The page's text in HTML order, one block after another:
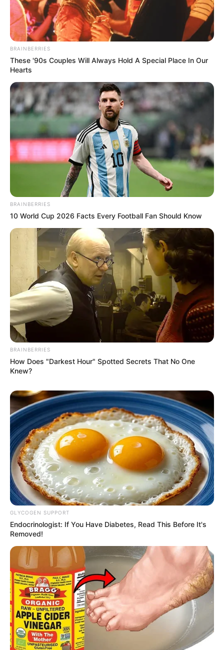
TULIS KOMENTAR
Alamat email Anda tidak akan dipublikasikan.
Serem! 9 Chat Ojek Online &
Pelanggan Ini Bikin Auto
Merinding
BRAINBERRIES
These '90s Couples Will Always Hold A Special Place In Our
Hearts
BRAINBERRIES
10 World Cup 2026 Facts Every Football Fan Should Know
BRAINBERRIES
How Does "Darkest Hour" Spotted Secrets That No One
Knew?
GLYCOGEN SUPPORT
Endocrinologist: If You Have Diabetes, Read This Before It's
Removed!